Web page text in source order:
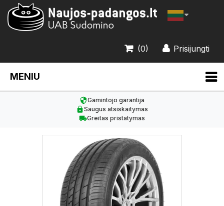
Prisijungti
(0)
MENIU
Gamintojo garantija
Saugus atsiskaitymas
Greitas pristatymas